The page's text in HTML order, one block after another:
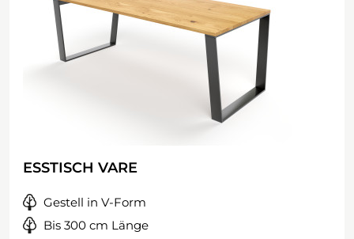
ESSTISCH VARE
Gestell in V-Form
Bis 300 cm Länge